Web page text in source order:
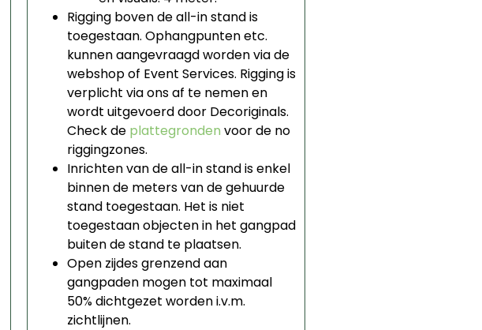
Rigging boven de all-in stand is
toegestaan. Ophangpunten etc.
kunnen aangevraagd worden via de
webshop of Event Services. Rigging is
verplicht via ons af te nemen en
wordt uitgevoerd door Decoriginals.
Check de plattegronden voor de no
riggingzones.
Inrichten van de all-in stand is enkel
binnen de meters van de gehuurde
stand toegestaan. Het is niet
toegestaan objecten in het gangpad
buiten de stand te plaatsen.
Open zijdes grenzend aan
gangpaden mogen tot maximaal
50% dichtgezet worden i.v.m.
zichtlijnen.